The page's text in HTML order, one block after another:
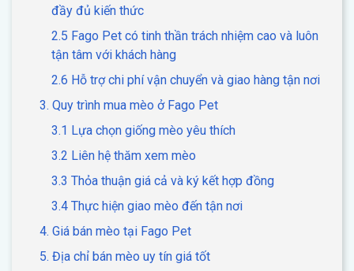
đầy đủ kiến thức
2.5 Fago Pet có tinh thần trách nhiệm cao và luôn
tận tâm với khách hàng
2.6 Hỗ trợ chi phí vận chuyển và giao hàng tận nơi
3. Quy trình mua mèo ở Fago Pet
3.1 Lựa chọn giống mèo yêu thích
3.2 Liên hệ thăm xem mèo
3.3 Thỏa thuận giá cả và ký kết hợp đồng
3.4 Thực hiện giao mèo đến tận nơi
4. Giá bán mèo tại Fago Pet
5. Địa chỉ bán mèo uy tín giá tốt